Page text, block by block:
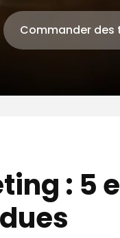
Commander des
: 5